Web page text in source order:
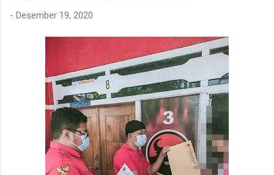
- Desember 19, 2020